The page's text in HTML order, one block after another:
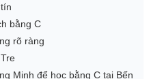
bằng C
rõ ràng
Minh để học bằng C tại Bến